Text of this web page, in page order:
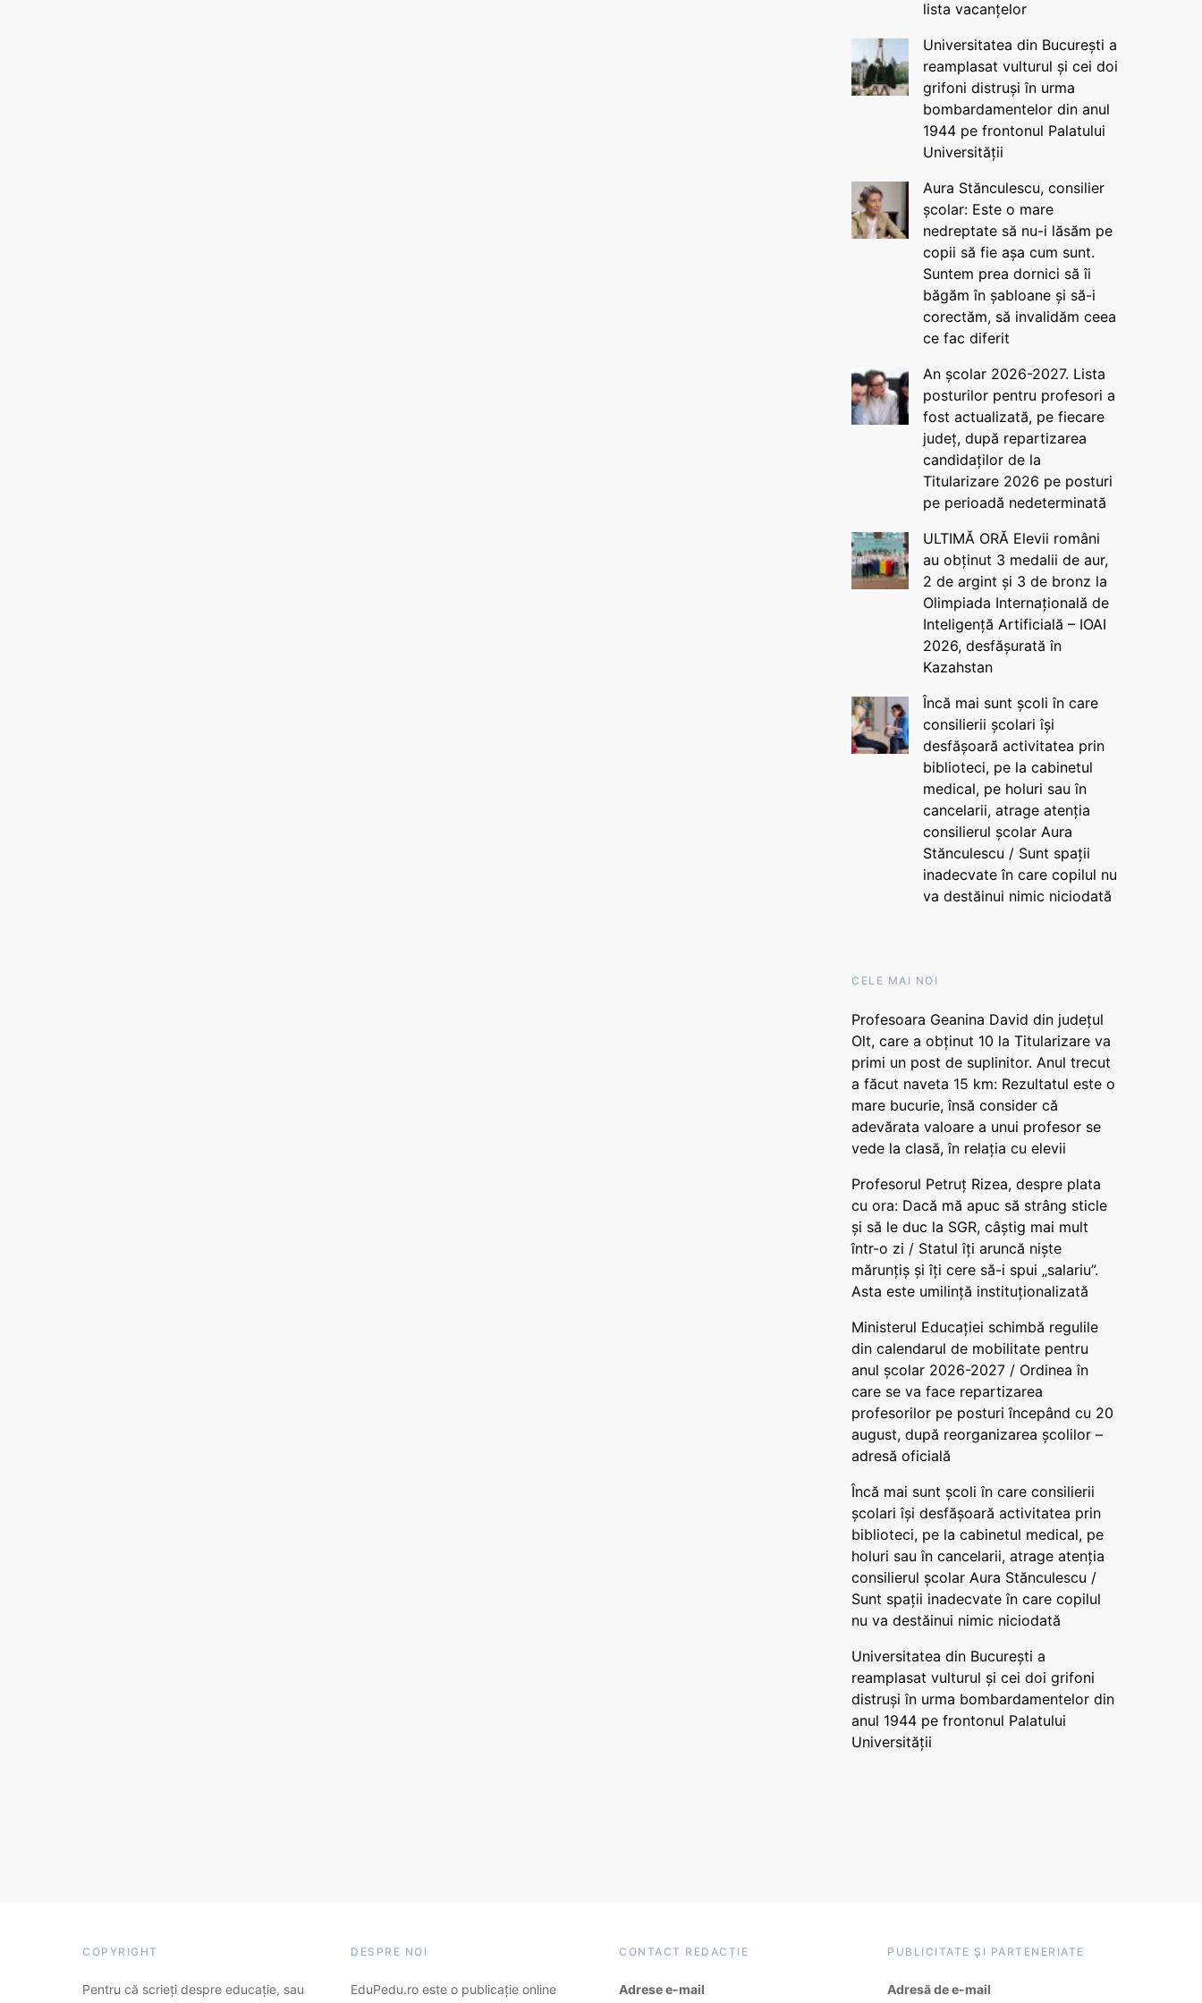
lista vacanțelor
Universitatea din București a
reamplasat vulturul și cei doi
grifoni distruși în urma
bombardamentelor din anul
1944 pe frontonul Palatului
Universității
Aura Stănculescu, consilier
școlar: Este o mare
nedreptate să nu-i lăsăm pe
copii să fie așa cum sunt.
Suntem prea dornici să îi
băgăm în șabloane și să-i
corectăm, să invalidăm ceea
ce fac diferit
An școlar 2026-2027. Lista
posturilor pentru profesori a
fost actualizată, pe fiecare
județ, după repartizarea
candidaților de la
Titularizare 2026 pe posturi
pe perioadă nedeterminată
ULTIMĂ ORĂ Elevii români
au obținut 3 medalii de aur,
2 de argint și 3 de bronz la
Olimpiada Internațională de
Inteligență Artificială – IOAI
2026, desfășurată în
Kazahstan
Încă mai sunt școli în care
consilierii școlari își
desfășoară activitatea prin
biblioteci, pe la cabinetul
medical, pe holuri sau în
cancelarii, atrage atenția
consilierul școlar Aura
Stănculescu / Sunt spații
inadecvate în care copilul nu
va destăinui nimic niciodată
CELE MAI NOI
Profesoara Geanina David din județul
Olt, care a obținut 10 la Titularizare va
primi un post de suplinitor. Anul trecut
a făcut naveta 15 km: Rezultatul este o
mare bucurie, însă consider că
adevărata valoare a unui profesor se
vede la clasă, în relația cu elevii
Profesorul Petruț Rizea, despre plata
cu ora: Dacă mă apuc să strâng sticle
și să le duc la SGR, câștig mai mult
într-o zi / Statul îți aruncă niște
mărunțiș și îți cere să-i spui „salariu”.
Asta este umilință instituționalizată
Ministerul Educației schimbă regulile
din calendarul de mobilitate pentru
anul școlar 2026-2027 / Ordinea în
care se va face repartizarea
profesorilor pe posturi începând cu 20
august, după reorganizarea școlilor –
adresă oficială
Încă mai sunt școli în care consilierii
școlari își desfășoară activitatea prin
biblioteci, pe la cabinetul medical, pe
holuri sau în cancelarii, atrage atenția
consilierul școlar Aura Stănculescu /
Sunt spații inadecvate în care copilul
nu va destăinui nimic niciodată
Universitatea din București a
reamplasat vulturul și cei doi grifoni
distruși în urma bombardamentelor din
anul 1944 pe frontonul Palatului
Universității
COPYRIGHT
Pentru că scrieți despre educație, sau
DESPRE NOI
EduPedu.ro este o publicație online
CONTACT REDACȚIE
Adrese e-mail
PUBLICITATE ȘI PARTENERIATE
Adresă de e-mail